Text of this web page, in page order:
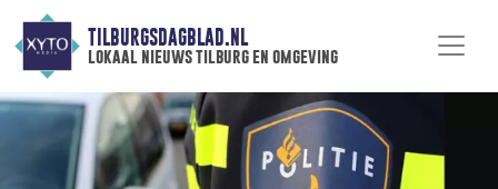
TILBURGSDAGBLAD.NL
lokaal nieuws tilburg en omgeving